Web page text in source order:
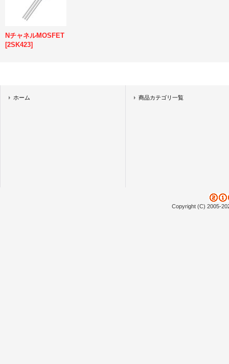
NチャネルMOSFET
[2SK423]
ホーム 商品カテゴリ一覧
Copyright (C) 2005-